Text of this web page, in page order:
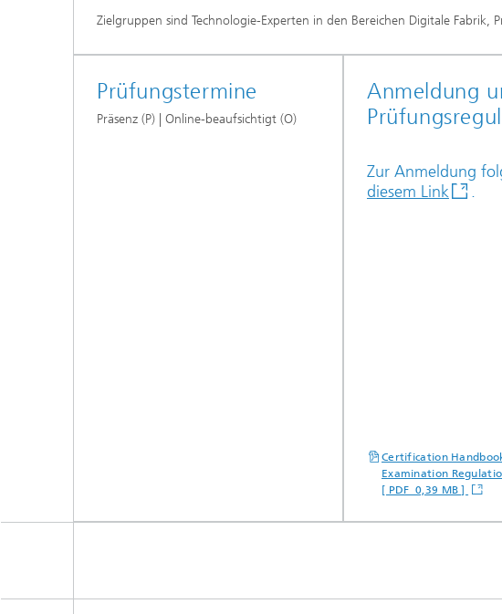
Zielgruppen sind Technologie-Experten in den Bereichen Digitale
Prüfungstermine
Präsenz (P) | Online-beaufsichtigt (O)
Anmeldung
Zur Anmeldung
diesem Link
.
Certification
Examination
[ PDF 0,39 MB ]